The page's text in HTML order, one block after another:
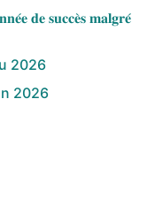
𝐝𝐞 𝐬𝐮𝐜𝐜𝐞̀𝐬 𝐦𝐚𝐥𝐠𝐫𝐞́
2026
2026